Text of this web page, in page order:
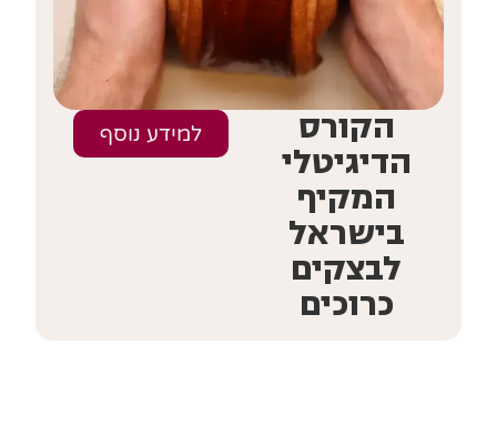
הקורס
הדיגיטלי
המקיף
בישראל
לבצקים
כרוכים
למידע נוסף